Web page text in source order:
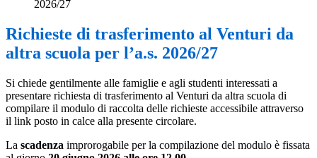
2026/27
Richieste di trasferimento al Venturi da
altra scuola per l’a.s. 2026/27
Si chiede gentilmente alle famiglie e agli studenti interessati a
presentare richiesta di trasferimento al Venturi da altra scuola di
compilare il modulo di raccolta delle richieste accessibile attraverso
il link posto in calce alla presente circolare.
La scadenza improrogabile per la compilazione del modulo è fissata